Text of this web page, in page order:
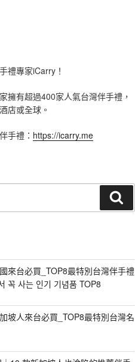
禮專家iCarry！
擁有超過400家人氣台灣伴手禮，
店或全球。
手禮： https://icarry.me
尋
來台必買_TOP8最特別台灣伴手禮
꼭 사는 인기 기념품 TOP8
坡人來台必買_TOP8最特別台灣名